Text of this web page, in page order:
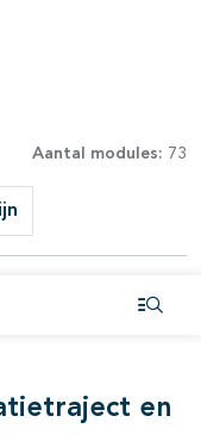
Aantal modules: 73
en